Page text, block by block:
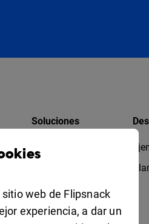
Soluciones
Colaboración
For education
web de Flipsnack
experiencia, a dar un